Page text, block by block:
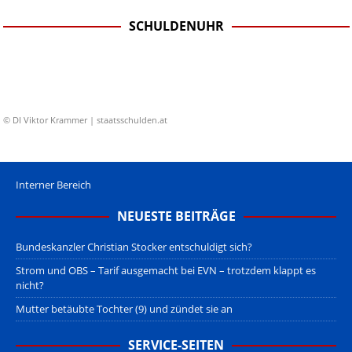
SCHULDENUHR
© DI Viktor Krammer | staatsschulden.at
Interner Bereich
NEUESTE BEITRÄGE
Bundeskanzler Christian Stocker entschuldigt sich?
Strom und OBS – Tarif ausgemacht bei EVN – trotzdem klappt es
nicht?
Mutter betäubte Tochter (9) und zündet sie an
SERVICE-SEITEN